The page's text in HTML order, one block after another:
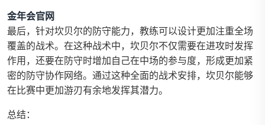
金年会官网
最后，针对坎贝尔的防守能力，教练可以设计更加注重全场
覆盖的战术。在这种战术中，坎贝尔不仅需要在进攻时发挥
作用，还要在防守时增加自己在中场的参与度，形成更加紧
密的防守协作网络。通过这种全面的战术安排，坎贝尔能够
在比赛中更加游刃有余地发挥其潜力。
总结：